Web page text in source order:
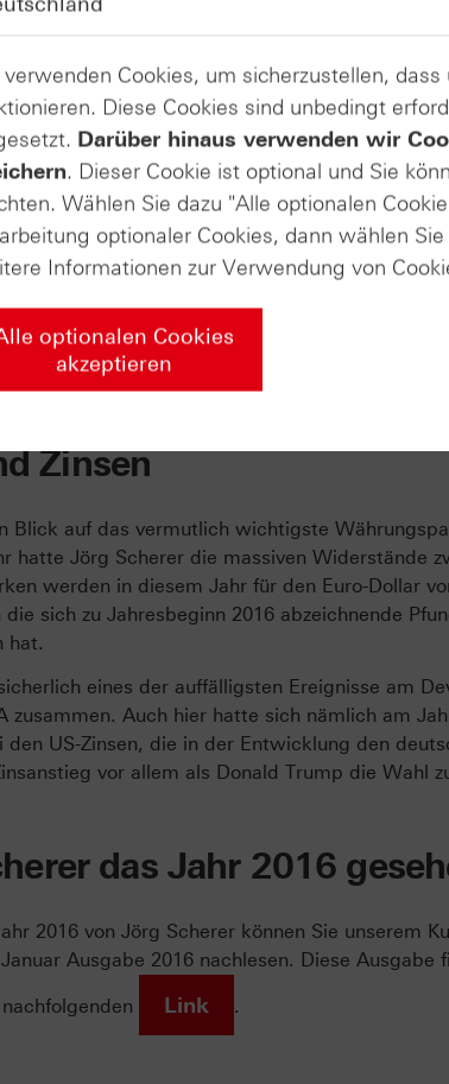
Zinsen
Blick auf das vermutlich wichtigste
hatte Jörg Scherer die massiven Widerstände
werden in diesem Jahr für den Euro-Dollar
sich zu Jahresbeginn 2016 abzeichnende
hat.
eines der auffälligsten Ereignisse am
zusammen. Auch hier hatte sich nämlich am
US-Zinsen, die in der Entwicklung den
vor allem als Donald Trump die Wahl
das Jahr 2016
2016 von Jörg Scherer können Sie unserem
Ausgabe 2016 nachlesen. Diese Ausgabe
Link .
Cookies, um sicherzustellen,
Diese Cookies sind unbedingt
Darüber hinaus verwenden wir
. Dieser Cookie ist optional und Sie
Wählen Sie dazu "Alle optionalen
optionaler Cookies, dann wählen
Informationen zur Verwendung von
optionalen Cookies
akzeptieren